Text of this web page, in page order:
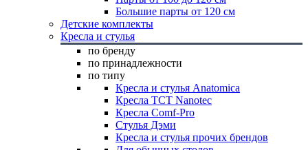
Большие парты от 120 см
Детские комплекты
Кресла и стулья
по бренду
по принадлежности
по типу
Кресла и стулья Anatomica
Кресла TCT Nanotec
Кресла Comf-Pro
Стулья Дэми
Кресла и стулья прочих брендов